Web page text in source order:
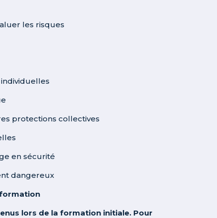
les risques
protections collectives
en sécurité
dangereux
lors de la formation initiale. Pour